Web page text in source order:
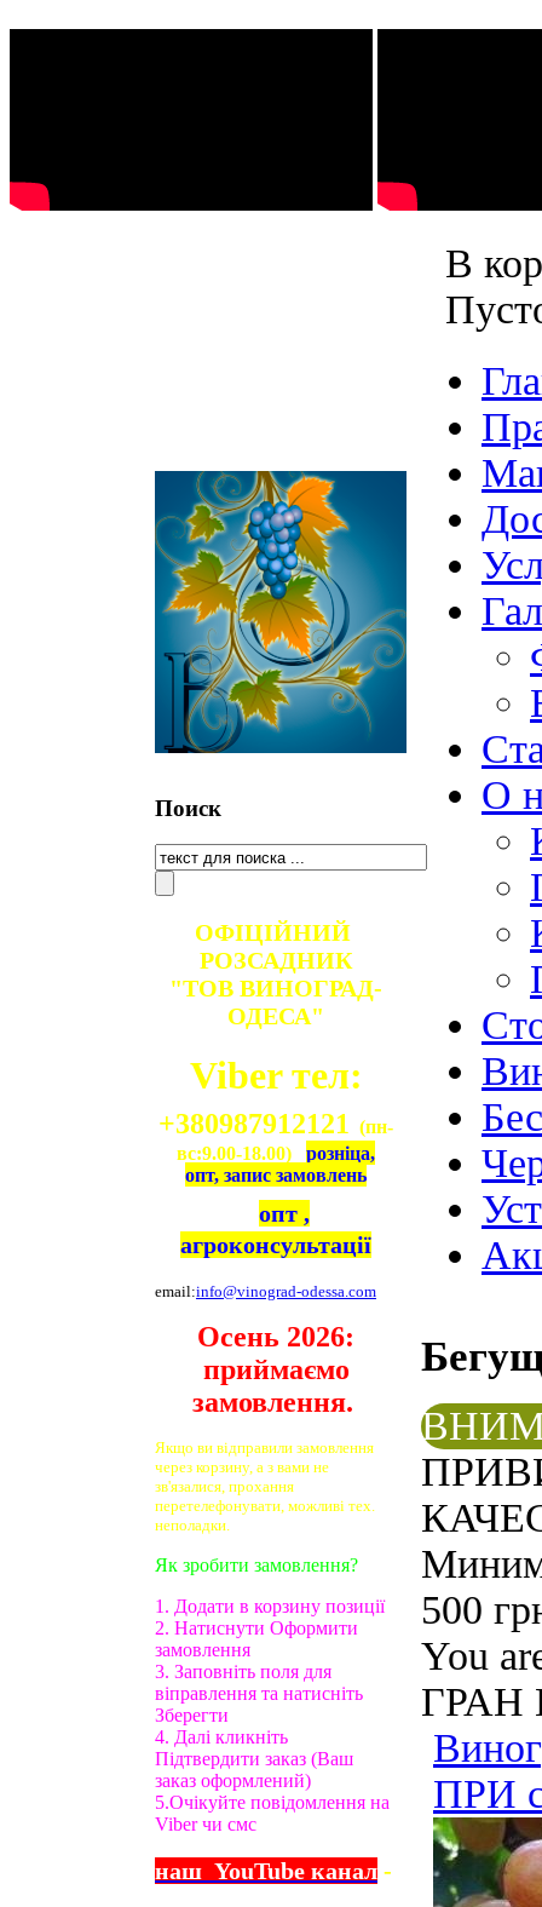
Поиск
ОФІЦІЙНИЙ
РОЗСАДНИК
"ТОВ ВИНОГРАД-
ОДЕСА"
Viber тел:
+380987912121 (пн-
вс:9.00-18.00) розніца,
опт, запис замовлень
опт ,
агроконсультації
email:info@vinograd-odessa.com
Осень 2026:
приймаємо
замовлення.
Якщо ви відправили замовлення
через корзину, а з вами не
зв'язалися, прохання
перетелефонувати, можливі тех.
неполадки.
Як зробити замовлення?
1. Додати в корзину позиції
2. Натиснути Оформити
замовлення
3. Заповніть поля для
віправлення та натисніть
Зберегти
4. Далі кликніть
Підтвердити заказ (Ваш
заказ оформлений)
5.Очікуйте повідомлення на
Viber чи смс
наш YouTube канал -
В
О
500
You
ГРАН
ПРИ